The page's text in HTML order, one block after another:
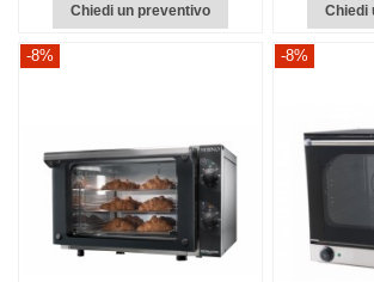
Chiedi un preventivo Chiedi
-8% -8%